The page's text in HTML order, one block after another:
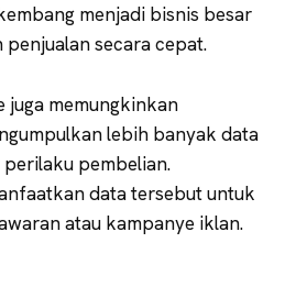
menjadi bisnis besar
secara cepat.
juga memungkinkan
lebih banyak data
pembelian.
data tersebut untuk
atau kampanye iklan.